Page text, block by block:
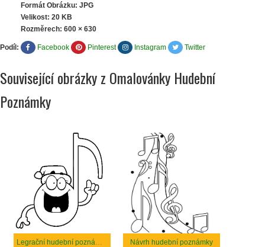
Formát Obrázku: JPG
Velikost: 20 KB
Rozměrech: 600 × 630
Podíl: Facebook Pinterest Instagram Twitter
Související obrázky z Omalovánky Hudební
Poznámky
Legrační hudební poznámka Návrh hudební poznámky